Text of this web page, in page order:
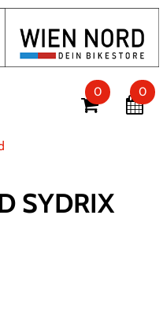
0 0
SYDRIX